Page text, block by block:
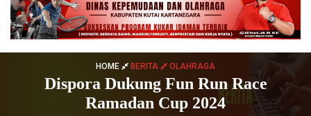
HOME BERITA OLAHRAGA
Dispora Dukung Fun Run Race
Ramadan Cup 2024